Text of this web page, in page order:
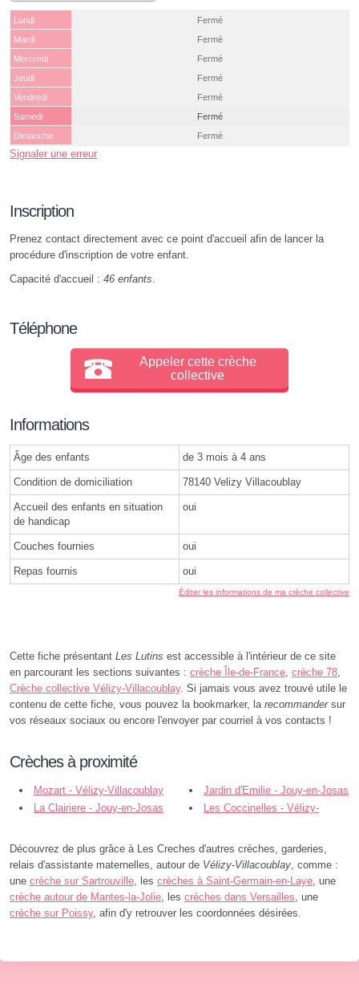
Lundi
Fermé
Mardi
Fermé
Mercredi
Fermé
Jeudi
Fermé
Vendredi
Fermé
Samedi
Fermé
Dimanche
Fermé
Signaler une erreur
Inscription
Prenez contact directement avec ce point d'accueil afin de lancer la
procédure d'inscription de votre enfant.
Capacité d'accueil : 46 enfants.
Téléphone
Appeler cette crèche
collective
Informations
Âge des enfants de 3 mois à 4 ans
Condition de domiciliation 78140 Velizy Villacoublay
Accueil des enfants en situation
de handicap
oui
Couches fournies oui
Repas fournis oui
Éditer les informations de ma crèche collective
Cette fiche présentant Les Lutins est accessible à l'intérieur de ce site
en parcourant les sections suivantes : crèche Île-de-France, crèche 78,
Crèche collective Vélizy-Villacoublay. Si jamais vous avez trouvé utile le
contenu de cette fiche, vous pouvez la bookmarker, la recommandersur
vos réseaux sociaux ou encore l'envoyer par courriel à vos contacts !
Crèches à proximité
Mozart - Vélizy-Villacoublay
Jardin d'Emilie - Jouy-en-Josas
La Clairiere - Jouy-en-Josas
Les Coccinelles - Vélizy-
Découvrez de plus grâce à Les Creches d'autres crèches, garderies,
relais d'assistante maternelles, autour de Vélizy-Villacoublay, comme :
une crèche sur Sartrouville, les crèches à Saint-Germain-en-Laye, une
crèche autour de Mantes-la-Jolie, les crèches dans Versailles, une
crèche sur Poissy, afin d'y retrouver les coordonnées désirées.